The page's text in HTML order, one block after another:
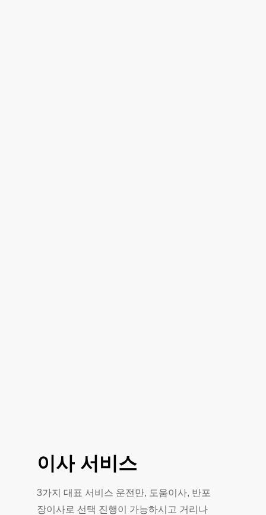
이사 서비스
3가지 대표 서비스 운전만, 도움이사, 반포
장이사로 선택 진행이 가능하시고 거리나